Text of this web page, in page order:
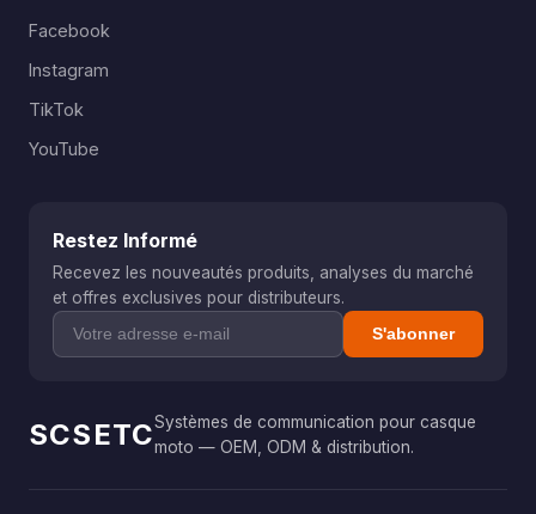
Facebook
Instagram
TikTok
YouTube
Restez Informé
Recevez les nouveautés produits, analyses du marché
et offres exclusives pour distributeurs.
S'abonner
SCSETCSystèmes de communication pour casque
moto — OEM, ODM & distribution.